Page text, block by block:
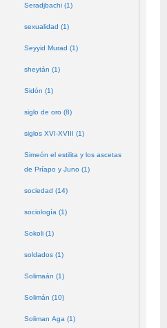
Seradjbachi (1)
sexualidad (1)
Seyyid Murad (1)
sheytán (1)
Sidón (1)
siglo de oro (8)
siglos XVI-XVIII (1)
Simeón el estilita y los ascetas
de Príapo y Juno (1)
sociedad (14)
sociología (1)
Sokoli (1)
soldados (1)
Solimaán (1)
Solimán (10)
Soliman Aga (1)